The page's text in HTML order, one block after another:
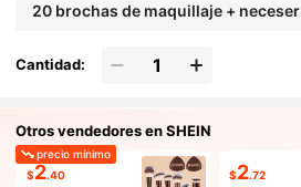
20 brochas de maquillaje + neceser
Cantidad:
Otros vendedores en SHEIN
precio mínimo
$2.40 $2.72